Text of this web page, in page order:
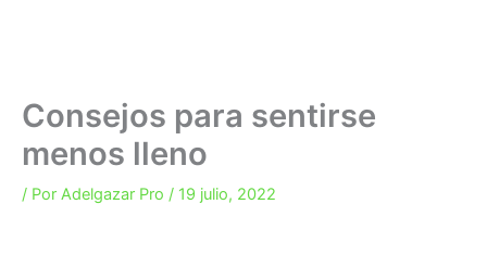
Consejos para sentirse
menos lleno
/ Por Adelgazar Pro / 19 julio, 2022